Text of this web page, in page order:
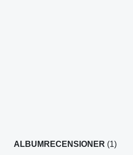
ALBUMRECENSIONER (1)